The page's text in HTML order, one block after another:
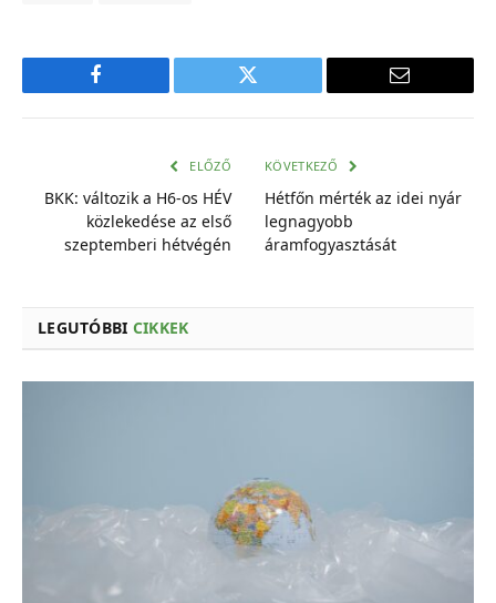
Facebook Twitter
E-
ELŐZŐ
BKK: változik a H6-os HÉV
közlekedése az első
szeptemberi hétvégén
KÖVETKEZŐ
Hétfőn mérték az idei nyár
legnagyobb
áramfogyasztását
LEGUTÓBBI CIKKEK